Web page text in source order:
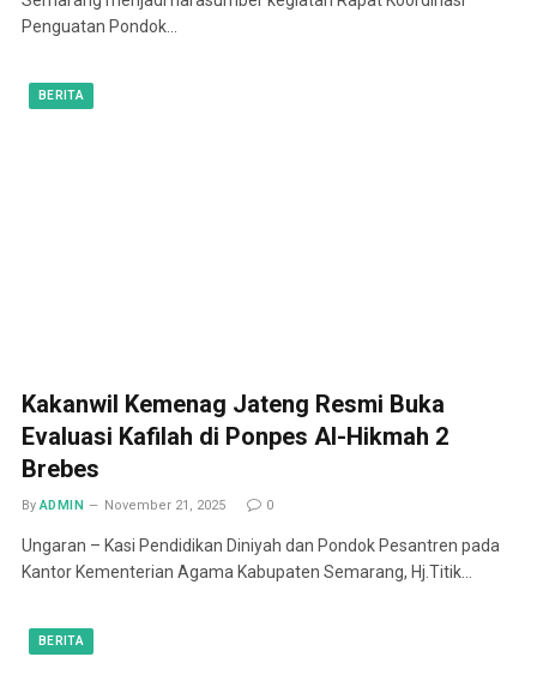
Penguatan Pondok…
BERITA
Kakanwil Kemenag Jateng Resmi Buka
Evaluasi Kafilah di Ponpes Al-Hikmah 2
Brebes
By ADMIN November 21, 2025 0
Ungaran – Kasi Pendidikan Diniyah dan Pondok Pesantren pada
Kantor Kementerian Agama Kabupaten Semarang, Hj.Titik…
BERITA